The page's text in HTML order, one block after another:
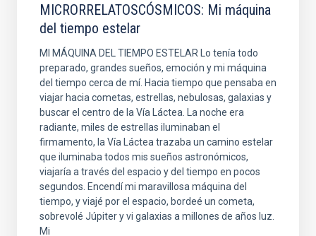
MICRORRELATOSCÓSMICOS: Mi máquina
del tiempo estelar
MI MÁQUINA DEL TIEMPO ESTELAR Lo tenía todo
preparado, grandes sueños, emoción y mi máquina
del tiempo cerca de mí. Hacia tiempo que pensaba en
viajar hacia cometas, estrellas, nebulosas, galaxias y
buscar el centro de la Vía Láctea. La noche era
radiante, miles de estrellas iluminaban el
firmamento, la Vía Láctea trazaba un camino estelar
que iluminaba todos mis sueños astronómicos,
viajaría a través del espacio y del tiempo en pocos
segundos. Encendí mi maravillosa máquina del
tiempo, y viajé por el espacio, bordeé un cometa,
sobrevolé Júpiter y vi galaxias a millones de años luz.
Mi